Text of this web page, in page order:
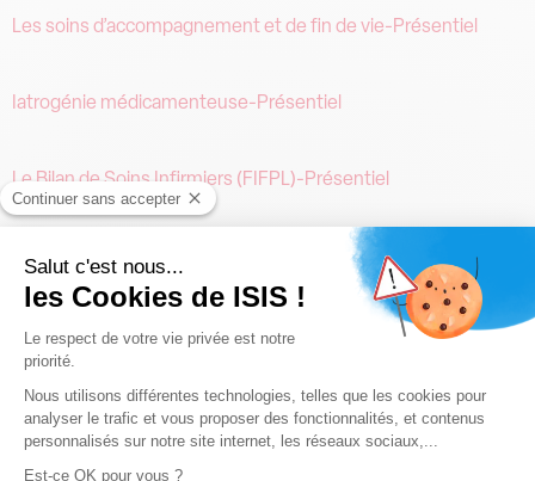
Les soins d’accompagnement et de fin de vie-Présentiel
Iatrogénie médicamenteuse-Présentiel
Le Bilan de Soins Infirmiers (FIFPL)-Présentiel
Le suivi des femmes atteintes de cancers du sein-Présentiel
Le suivi des femmes atteintes de cancers du sein-Présentiel
Consultation infirmière : investir un nouveau rôle-Présentiel
←plus ancien